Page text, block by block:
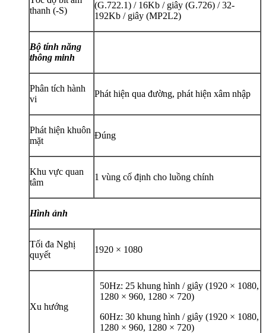
thanh (-S)
(G.722.1) / 16Kb / giây (G.726) / 32-
192Kb / giây (MP2L2)
Bộ tính năng
thông minh
Phân tích hành
vi
Phát hiện qua đường, phát hiện xâm nhập
Phát hiện khuôn
mặt
Đúng
Khu vực quan
tâm
1 vùng cố định cho luồng chính
Hình ảnh
Tối đa Nghị
quyết
1920 × 1080
Xu hướng
50Hz: 25 khung hình / giây (1920 × 1080,
1280 × 960, 1280 × 720)
60Hz: 30 khung hình / giây (1920 × 1080,
1280 × 960, 1280 × 720)